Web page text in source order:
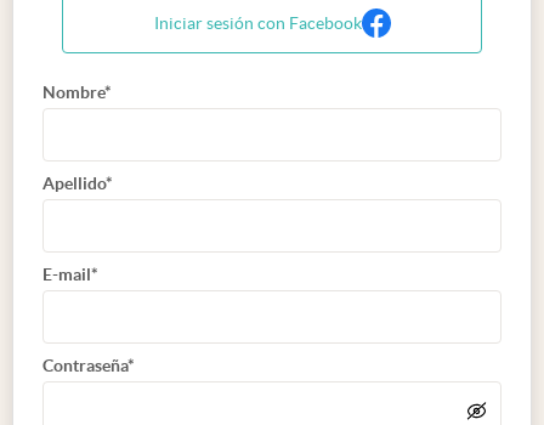
Iniciar sesión con Facebook
Nombre*
Apellido*
E-mail*
Contraseña*